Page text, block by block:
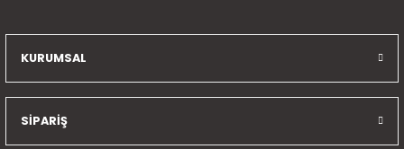
KURUMSAL
SİPARİŞ